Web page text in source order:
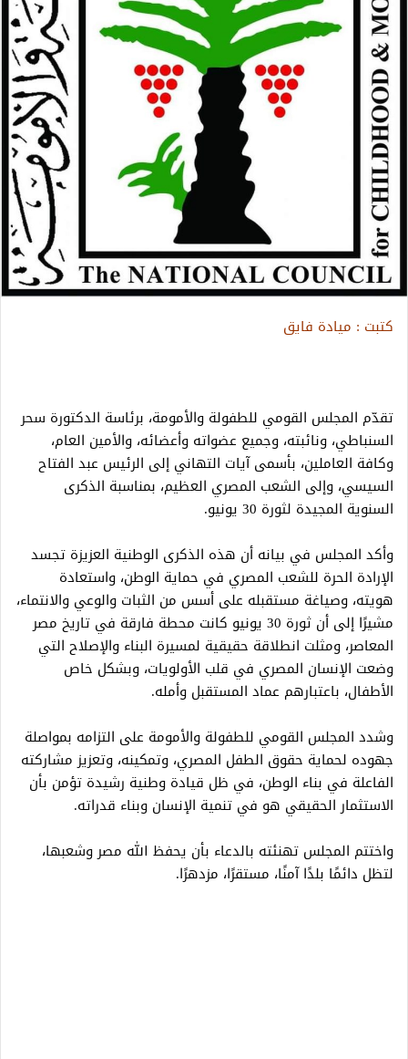
كتبت : ميادة فايق
تقدّم المجلس القومي للطفولة والأمومة، برئاسة الدكتورة سحر
السنباطي، ونائبته، وجميع عضواته وأعضائه، والأمين العام،
وكافة العاملين، بأسمى آيات التهاني إلى الرئيس عبد الفتاح
السيسي، وإلى الشعب المصري العظيم، بمناسبة الذكرى
السنوية المجيدة لثورة 30 يونيو.
وأكد المجلس في بيانه أن هذه الذكرى الوطنية العزيزة تجسد
الإرادة الحرة للشعب المصري في حماية الوطن، واستعادة
هويته، وصياغة مستقبله على أسس من الثبات والوعي والانتماء،
مشيرًا إلى أن ثورة 30 يونيو كانت محطة فارقة في تاريخ مصر
المعاصر، ومثلت انطلاقة حقيقية لمسيرة البناء والإصلاح التي
وضعت الإنسان المصري في قلب الأولويات، وبشكل خاص
الأطفال، باعتبارهم عماد المستقبل وأمله.
وشدد المجلس القومي للطفولة والأمومة على التزامه بمواصلة
جهوده لحماية حقوق الطفل المصري، وتمكينه، وتعزيز مشاركته
الفاعلة في بناء الوطن، في ظل قيادة وطنية رشيدة تؤمن بأن
الاستثمار الحقيقي هو في تنمية الإنسان وبناء قدراته.
واختتم المجلس تهنئته بالدعاء بأن يحفظ الله مصر وشعبها،
لتظل دائمًا بلدًا آمنًا، مستقرًا، مزدهرًا.